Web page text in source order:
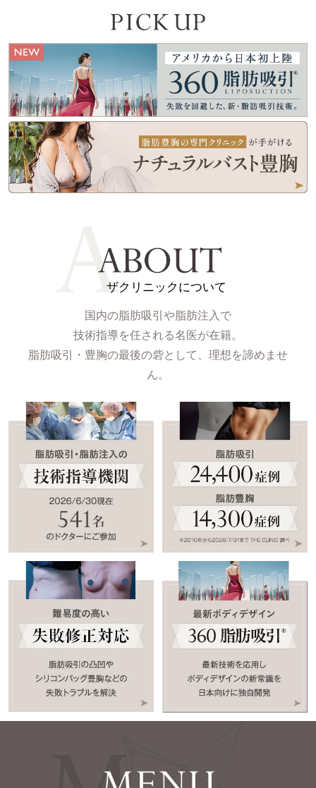
ザクリニックについて
国内の脂肪吸引や脂肪注入で
技術指導を任される名医が在籍。
脂肪吸引・豊胸の最後の砦として、理想を諦めませ
ん。